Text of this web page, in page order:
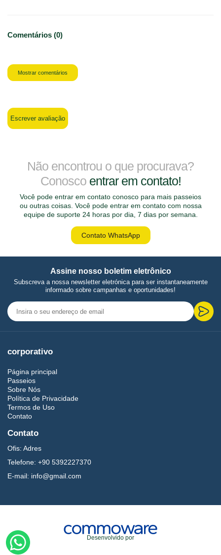
Comentários (0)
Mostrar comentários
Escrever avaliação
Não encontrou o que procurava?
Conosco entrar em contato!
Você pode entrar em contato conosco para mais passeios
ou outras coisas. Você pode entrar em contato com nossa
equipe de suporte 24 horas por dia, 7 dias por semana.
Contato WhatsApp
Assine nosso boletim eletrônico
Subscreva a nossa newsletter eletrónica para ser instantaneamente
informado sobre campanhas e oportunidades!
corporativo
Página principal
Passeios
Sobre Nós
Política de Privacidade
Termos de Uso
Contato
Contato
Ofis: Adres
Telefone: +90 5392227370
E-mail: info@gmail.com
Desenvolvido por